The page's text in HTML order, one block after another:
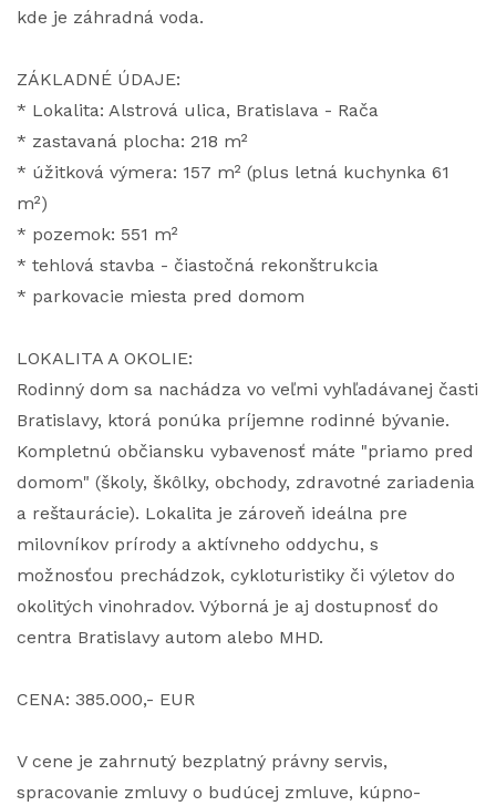
kde je záhradná voda.
ZÁKLADNÉ ÚDAJE:
* Lokalita: Alstrová ulica, Bratislava - Rača
* zastavaná plocha: 218 m²
* úžitková výmera: 157 m² (plus letná kuchynka 61
m²)
* pozemok: 551 m²
* tehlová stavba - čiastočná rekonštrukcia
* parkovacie miesta pred domom
LOKALITA A OKOLIE:
Rodinný dom sa nachádza vo veľmi vyhľadávanej časti
Bratislavy, ktorá ponúka príjemne rodinné bývanie.
Kompletnú občiansku vybavenosť máte "priamo pred
domom" (školy, škôlky, obchody, zdravotné zariadenia
a reštaurácie). Lokalita je zároveň ideálna pre
milovníkov prírody a aktívneho oddychu, s
možnosťou prechádzok, cykloturistiky či výletov do
okolitých vinohradov. Výborná je aj dostupnosť do
centra Bratislavy autom alebo MHD.
CENA: 385.000,- EUR
V cene je zahrnutý bezplatný právny servis,
spracovanie zmluvy o budúcej zmluve, kúpno-